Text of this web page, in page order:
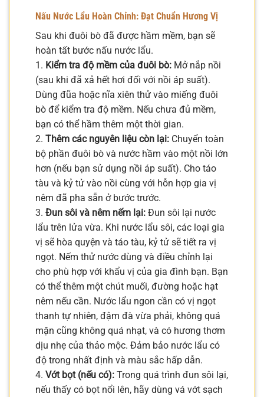
Nấu Nước Lẩu Hoàn Chỉnh: Đạt Chuẩn Hương Vị
Sau khi đuôi bò đã được hầm mềm, bạn sẽ
hoàn tất bước nấu nước lẩu.
1. Kiểm tra độ mềm của đuôi bò: Mở nắp nồi
(sau khi đã xả hết hơi đối với nồi áp suất).
Dùng đũa hoặc nĩa xiên thử vào miếng đuôi
bò để kiểm tra độ mềm. Nếu chưa đủ mềm,
bạn có thể hầm thêm một thời gian.
2. Thêm các nguyên liệu còn lại: Chuyển toàn
bộ phần đuôi bò và nước hầm vào một nồi lớn
hơn (nếu bạn sử dụng nồi áp suất). Cho táo
tàu và kỷ tử vào nồi cùng với hỗn hợp gia vị
nêm đã pha sẵn ở bước trước.
3. Đun sôi và nêm nếm lại: Đun sôi lại nước
lẩu trên lửa vừa. Khi nước lẩu sôi, các loại gia
vị sẽ hòa quyện và táo tàu, kỷ tử sẽ tiết ra vị
ngọt. Nếm thử nước dùng và điều chỉnh lại
cho phù hợp với khẩu vị của gia đình bạn. Bạn
có thể thêm một chút muối, đường hoặc hạt
nêm nếu cần. Nước lẩu ngon cần có vị ngọt
thanh tự nhiên, đậm đà vừa phải, không quá
mặn cũng không quá nhạt, và có hương thơm
dịu nhẹ của thảo mộc. Đảm bảo nước lẩu có
độ trong nhất định và màu sắc hấp dẫn.
4. Vớt bọt (nếu có): Trong quá trình đun sôi lại,
nếu thấy có bọt nổi lên, hãy dùng vá vớt sạch